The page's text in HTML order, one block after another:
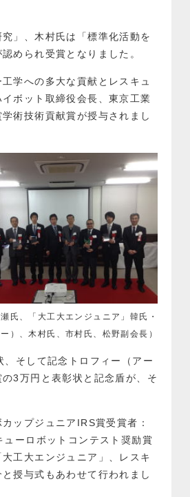
」、木村氏は「標準化活動を
められ受賞となりました。
学への多大な貢献とレスキュ
ボット取締役会長、東京工業
術技術貢献賞が授与されまし
氏、「大工大エンジュニア」韓氏・
）、木村氏、市村氏、松野副会長）
そして記念トロフィー（アー
3万円と表彰状と記念盾が、そ
ップジュニアIRS賞受賞者：
ューロボットコンテスト奨励賞
工大エンジュニア」、レスキ
授与式もあわせて行われまし